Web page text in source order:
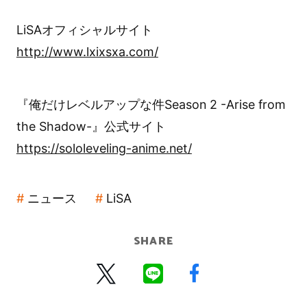
LiSAオフィシャルサイト
http://www.lxixsxa.com/
『俺だけレベルアップな件Season 2 -Arise from
the Shadow-』公式サイト
https://sololeveling-anime.net/
ニュース LiSA
SHARE